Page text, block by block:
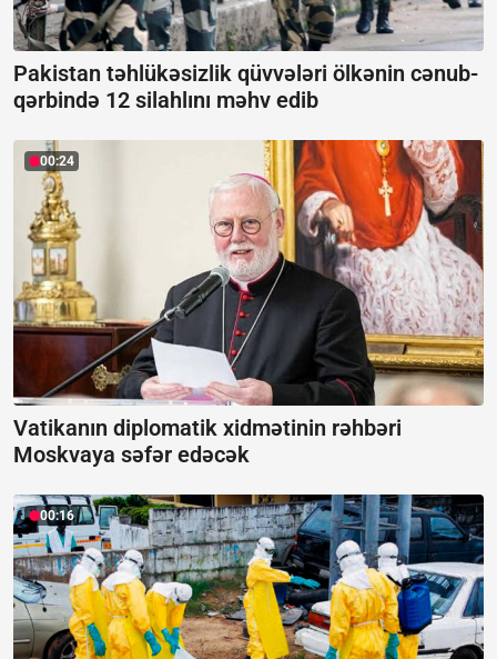
Pakistan təhlükəsizlik qüvvələri ölkənin cənub-
qərbində 12 silahlını məhv edib
00:24
Vatikanın diplomatik xidmətinin rəhbəri
Moskvaya səfər edəcək
00:16